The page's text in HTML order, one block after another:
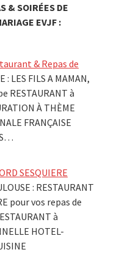
& SOIRÉES DE
EVJF :
& Repas de
LES FILS A MAMAN,
RESTAURANT à
À THÈME
FRANÇAISE
SESQUIERE
: RESTAURANT
pour vos repas de
à
HOTEL-